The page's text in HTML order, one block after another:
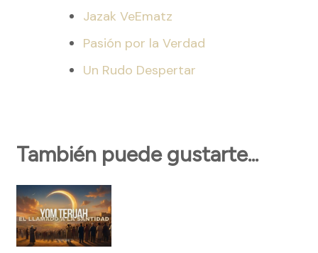
Jazak VeEmatz
Pasión por la Verdad
Un Rudo Despertar
También puede gustarte...